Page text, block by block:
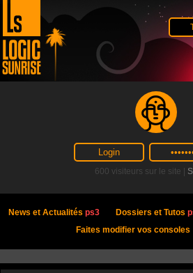
600 visiteurs sur le site |
News et Actualités ps3 Dossiers et Tutos
Faites modifier vos consoles